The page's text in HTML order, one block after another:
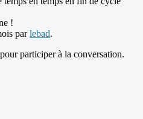
!
parlebad.
pour participer à la conversation.